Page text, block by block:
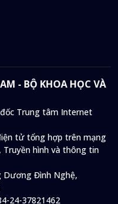
- BỘ KHOA HỌC VÀ
Trung tâm Internet
tử tổng hợp trên mạng
Truyền hình và thông tin
Dương Đình Nghệ,
24-37821462